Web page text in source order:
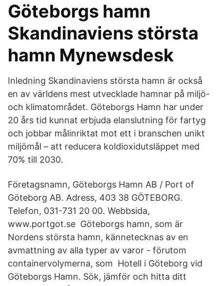
Göteborgs hamn
Skandinaviens största
hamn Mynewsdesk
Inledning Skandinaviens största hamn är också
en av världens mest utvecklade hamnar på miljö-
och klimatområdet. Göteborgs Hamn har under
20 års tid kunnat erbjuda elanslutning för fartyg
och jobbar målinriktat mot ett i branschen unikt
miljömål – att reducera koldioxidutsläppet med
70% till 2030.
Företagsnamn, Göteborgs Hamn AB / Port of
Göteborg AB. Adress, 403 38 GÖTEBORG.
Telefon, 031-731 20 00. Webbsida,
www.portgot.se Göteborgs hamn, som är
Nordens största hamn, kännetecknas av en
avmattning av alla typer av varor - förutom
containervolymerna, som Hotell i Göteborg vid
Göteborgs Hamn. Sök, jämför och hitta ditt